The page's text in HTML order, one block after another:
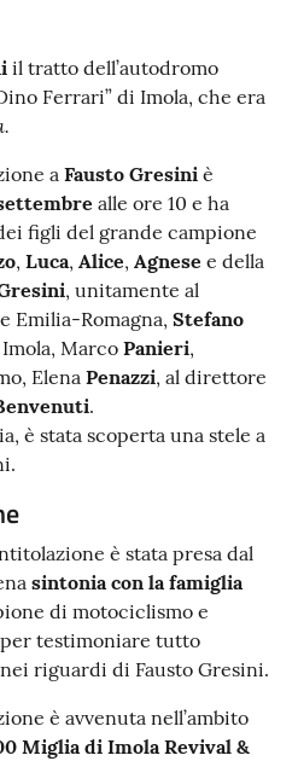
il tratto dell’autodromo
Ferrari” di Imola, che era
a Fausto Gresini è
alle ore 10 e ha
figli del grande campione
, Luca, Alice, Agnese e della
, unitamente al
Emilia-Romagna, Stefano
Marco Panieri,
Elena Penazzi, al direttore
.
è stata scoperta una stele a
è stata presa dal
sintonia con la famiglia
di motociclismo e
testimoniare tutto
riguardi di Fausto Gresini.
è avvenuta nell’ambito
Miglia di Imola Revival &